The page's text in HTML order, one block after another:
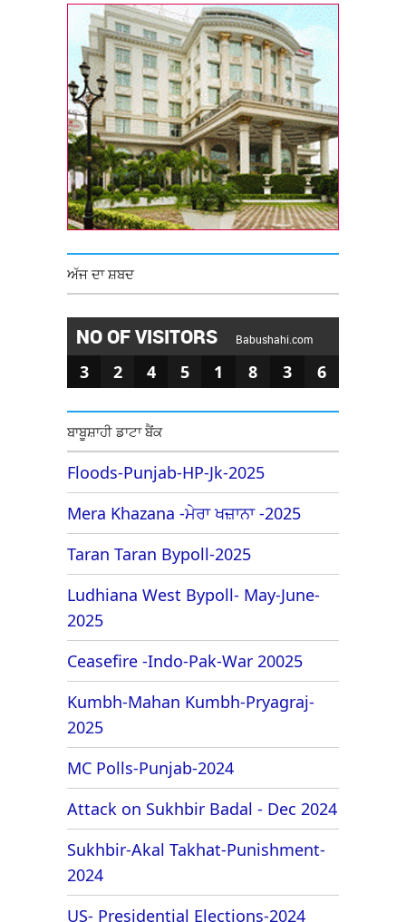
ਅੱਜ ਦਾ ਸ਼ਬਦ
NO OF VISITORS Babushahi.com
3 2 4 5 1 8 3 6
ਬਾਬੂਸ਼ਾਹੀ ਡਾਟਾ ਬੈਂਕ
Floods-Punjab-HP-Jk-2025
Mera Khazana -ਮੇਰਾ ਖਜ਼ਾਨਾ -2025
Taran Taran Bypoll-2025
Ludhiana West Bypoll- May-June-
2025
Ceasefire -Indo-Pak-War 20025
Kumbh-Mahan Kumbh-Pryagraj-
2025
MC Polls-Punjab-2024
Attack on Sukhbir Badal - Dec 2024
Sukhbir-Akal Takhat-Punishment-
2024
US- Presidential Elections-2024